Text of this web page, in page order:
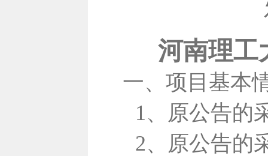
河南理工
一、项目基本
1、原公告的
2、原公告的